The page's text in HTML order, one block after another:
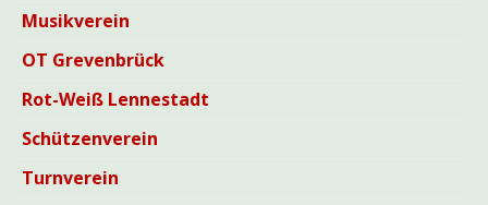
Musikverein
OT Grevenbrück
Rot-Weiß Lennestadt
Schützenverein
Turnverein